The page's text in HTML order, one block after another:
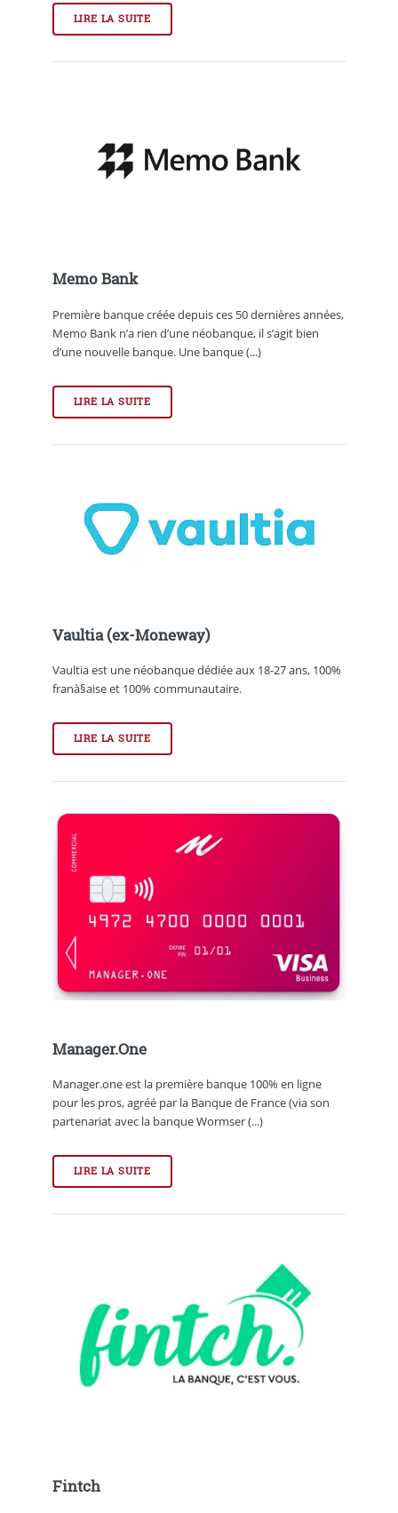
LIRE LA SUITE
Memo Bank
Première banque créée depuis ces 50 dernières années,
Memo Bank n’a rien d’une néobanque, il s’agit bien
d’une nouvelle banque. Une banque (...)
LIRE LA SUITE
Vaultia (ex-Moneway)
Vaultia est une néobanque dédiée aux 18-27 ans, 100%
franà§aise et 100% communautaire.
LIRE LA SUITE
Manager.One
Manager.one est la première banque 100% en ligne
pour les pros, agréé par la Banque de France (via son
partenariat avec la banque Wormser (...)
LIRE LA SUITE
Fintch